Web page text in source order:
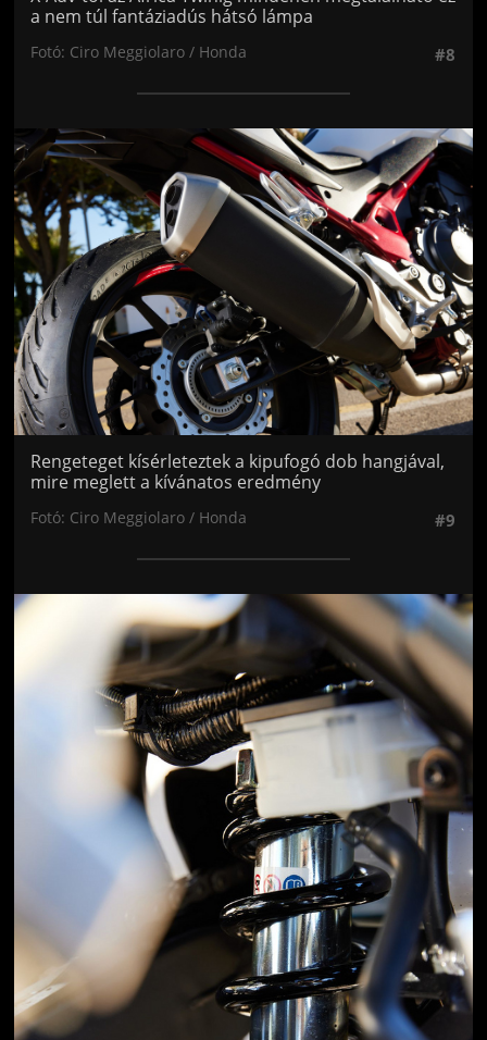
a nem túl fantáziadús hátsó lámpa
Fotó: Ciro Meggiolaro / Honda #8
Jön még kép!
Rengeteget kísérleteztek a kipufogó dob hangjával,
mire meglett a kívánatos eredmény
Fotó: Ciro Meggiolaro / Honda #9
Jön még kép!